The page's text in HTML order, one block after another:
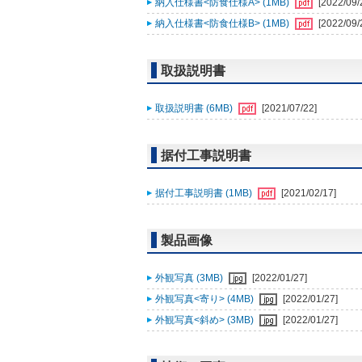
納入仕様書<防食仕様B> (1MB)
[2022/09/
取扱説明書
取扱説明書 (6MB) [2021/07/22]
据付工事説明書
据付工事説明書 (1MB) [2021/02/17]
製品画像
外観写真 (3MB)
[2022/01/27]
外観写真<寄り> (4MB)
[2022/01/27]
外観写真<斜め> (3MB)
[2022/01/27]